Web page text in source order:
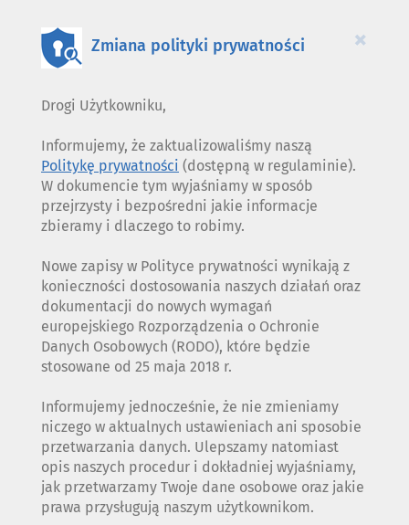
×
Zmiana polityki prywatności
Drogi Użytkowniku,
Informujemy, że zaktualizowaliśmy naszą
Politykę prywatności (dostępną w regulaminie).
W dokumencie tym wyjaśniamy w sposób
przejrzysty i bezpośredni jakie informacje
zbieramy i dlaczego to robimy.
Nowe zapisy w Polityce prywatności wynikają z
konieczności dostosowania naszych działań oraz
dokumentacji do nowych wymagań
europejskiego Rozporządzenia o Ochronie
Danych Osobowych (RODO), które będzie
stosowane od 25 maja 2018 r.
Informujemy jednocześnie, że nie zmieniamy
niczego w aktualnych ustawieniach ani sposobie
przetwarzania danych. Ulepszamy natomiast
opis naszych procedur i dokładniej wyjaśniamy,
jak przetwarzamy Twoje dane osobowe oraz jakie
prawa przysługują naszym użytkownikom.